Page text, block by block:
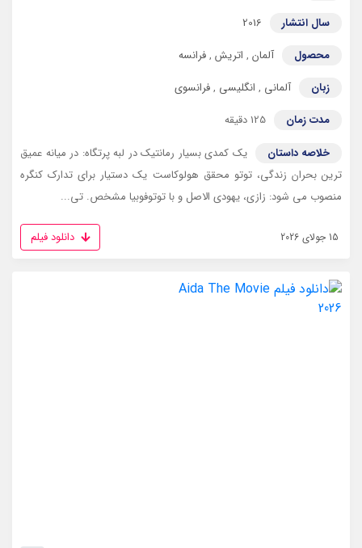
سال انتشار
2016
محصول
آلمان , اتریش ,فرانسه
زبان
آلمانی , انگلیسی ,فرانسوی
مدت زمان
125 دقیقه
خلاصه داستان
یک کمدی بسیار رمانتیک در لبه پرتگاه: در میانه عمیق
ترین بحران زندگی، توتو محقق هولوکاست یک دستیار برای تدارک کنگره
منصوب می شود: زازی، یهودی الاصل و با توتوفوبیا مشخص. تی...
15 جولای 2026 دانلود فیلم